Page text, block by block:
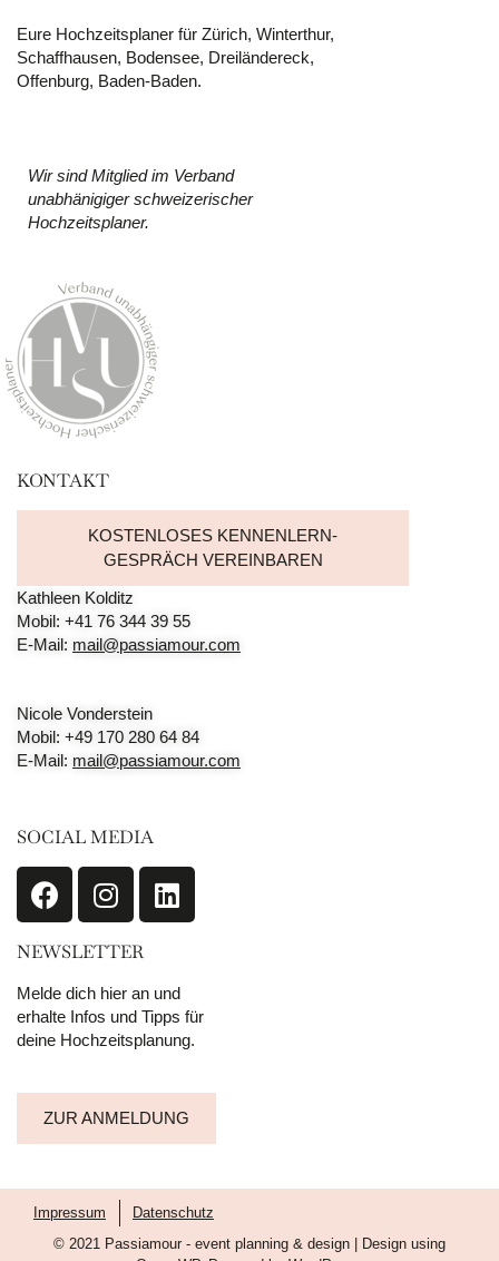
Eure Hochzeitsplaner für Zürich, Winterthur,
Schaffhausen, Bodensee, Dreiländereck,
Offenburg, Baden-Baden.
Wir sind Mitglied im Verband
unabhänigiger schweizerischer
Hochzeitsplaner.
KONTAKT
KOSTENLOSES KENNENLERN-
GESPRÄCH VEREINBAREN
Kathleen Kolditz
Mobil: +41 76 344 39 55
E-Mail: mail@passiamour.com
Nicole Vonderstein
Mobil: +49 170 280 64 84
E-Mail: mail@passiamour.com
SOCIAL MEDIA
NEWSLETTER
Melde dich hier an und
erhalte Infos und Tipps für
deine Hochzeitsplanung.
ZUR ANMELDUNG
Impressum
Datenschutz
© 2021 Passiamour - event planning & design | Design using